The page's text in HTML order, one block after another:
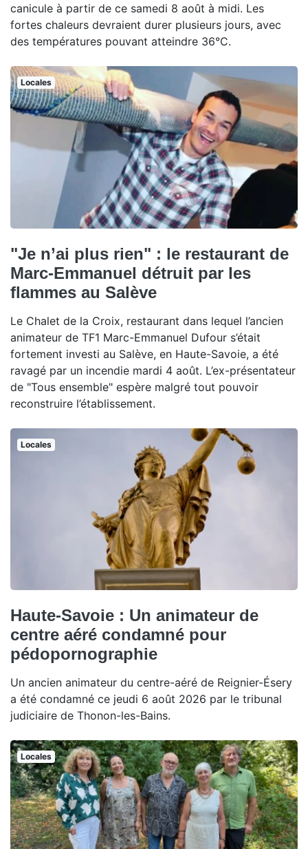
canicule à partir de ce samedi 8 août à midi. Les
fortes chaleurs devraient durer plusieurs jours, avec
des températures pouvant atteindre 36°C.
Locales
"Je n’ai plus rien" : le restaurant de
Marc-Emmanuel détruit par les
flammes au Salève
Le Chalet de la Croix, restaurant dans lequel l’ancien
animateur de TF1 Marc-Emmanuel Dufour s’était
fortement investi au Salève, en Haute-Savoie, a été
ravagé par un incendie mardi 4 août. L’ex-présentateur
de "Tous ensemble" espère malgré tout pouvoir
reconstruire l’établissement.
Locales
Haute-Savoie : Un animateur de
centre aéré condamné pour
pédopornographie
Un ancien animateur du centre-aéré de Reignier-Ésery
a été condamné ce jeudi 6 août 2026 par le tribunal
judiciaire de Thonon-les-Bains.
Locales